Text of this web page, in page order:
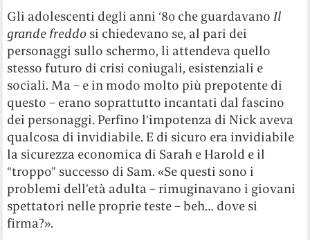
Gli adolescenti degli anni ‘80 che guardavanoIl
grande freddo si chiedevano se, al pari dei
personaggi sullo schermo, li attendeva quello
stesso futuro di crisi coniugali, esistenziali e
sociali. Ma – e in modo molto più prepotente di
questo – erano soprattutto incantati dal fascino
dei personaggi. Perfino l’impotenza di Nick aveva
qualcosa di invidiabile. E di sicuro era invidiabile
la sicurezza economica di Sarah e Harold e il
“troppo” successo di Sam. «Se questi sono i
problemi dell’età adulta – rimuginavano i giovani
spettatori nelle proprie teste – beh… dove si
firma?».